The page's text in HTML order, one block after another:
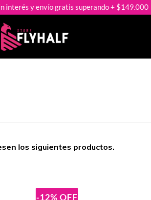
y envío gratis superando + $149.000 🔥
los siguientes productos.
-12% OFF